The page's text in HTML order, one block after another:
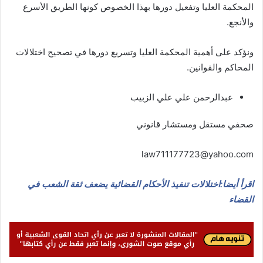
المحكمة العليا وتفعيل دورها بهذا الخصوص كونها الطريق الأسرع
والأنجع.
ونؤكد على أهمية المحكمة العليا وتسريع دورها في تصحيح اختلالات
المحاكم والقوانين.
عبدالرحمن علي علي الزبيب
صحفي مستقل ومستشار قانوني
law711177723@yahoo.com
اقرأ أيضا:اختلالات تنفيذ الأحكام القضائية يضعف ثقة الشعب في
القضاء